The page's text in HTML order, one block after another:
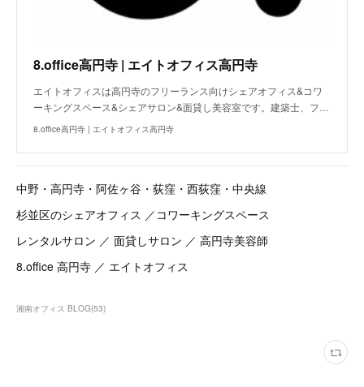
8.office高円寺 | エイトオフィス高円寺
エイトオフィスは高円寺のフリーランス向けシェアオフィス&コワ
ーキングスペース&シェアサロン&面貸し美容室です。建築士、フ…
8.office高円寺 | エイトオフィス高円寺
中野・高円寺・阿佐ヶ谷・荻窪・西荻窪・中央線
杉並区のシェアオフィス ／コワーキングスペース
レンタルサロン ／ 面貸しサロン ／ 高円寺美容師
8.office 高円寺 ／ エイトオフィス
湘南オフィス BLOG(53)